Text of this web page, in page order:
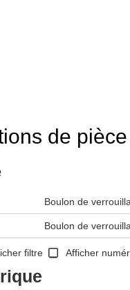
de
Boulon de
Boulon de
filtre Afficher